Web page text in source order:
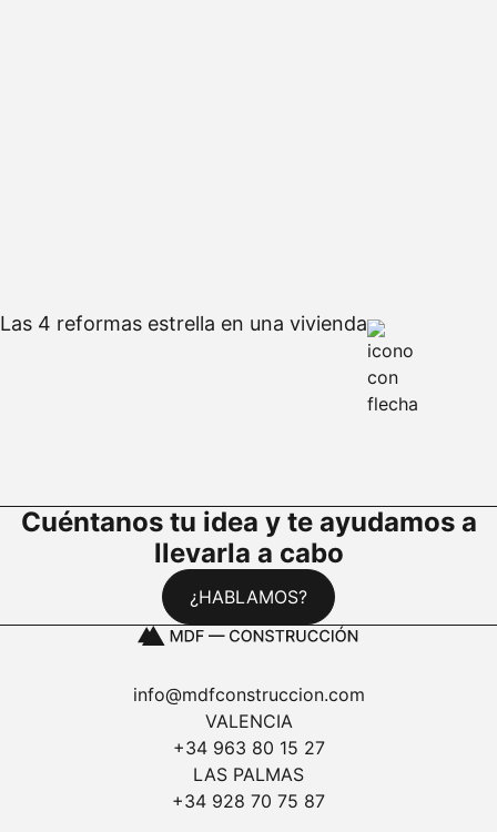
Las 4 reformas estrella en una vivienda
Cuéntanos tu idea y te ayudamos a
llevarla a cabo
¿HABLAMOS?
info@mdfconstruccion.com
VALENCIA
+34 963 80 15 27
LAS PALMAS
+34 928 70 75 87